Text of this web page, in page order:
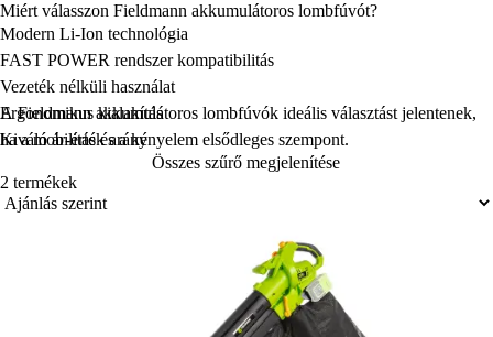
Miért válasszon Fieldmann akkumulátoros lombfúvót?
Modern Li-Ion technológia
FAST POWER rendszer kompatibilitás
Vezeték nélküli használat
Ergonomikus kialakítás
Kiváló ár-érték arány
A Fieldmann akkumulátoros lombfúvók ideális választást jelentenek,
ha a mobilitás és a kényelem elsődleges szempont.
Összes szűrő megjelenítése
2 termékek